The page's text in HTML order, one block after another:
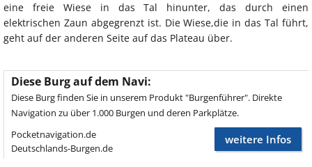
eine freie Wiese in das Tal hinunter, das durch einen
elektrischen Zaun abgegrenzt ist. Die Wiese,die in das Tal führt,
geht auf der anderen Seite auf das Plateau über.
Diese Burg auf dem Navi:
Diese Burg finden Sie in unserem Produkt "Burgenführer". Direkte
Navigation zu über 1.000 Burgen und deren Parkplätze.
Pocketnavigation.de
Deutschlands-Burgen.de
weitere Infos